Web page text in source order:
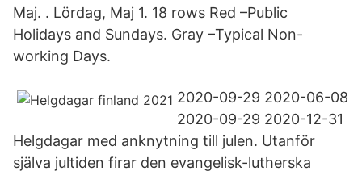
Maj. . Lördag, Maj 1. 18 rows Red –Public
Holidays and Sundays. Gray –Typical Non-
working Days.
2020-09-29 2020-06-08
2020-09-29 2020-12-31
Helgdagar med anknytning till julen. Utanför
själva jultiden firar den evangelisk-lutherska